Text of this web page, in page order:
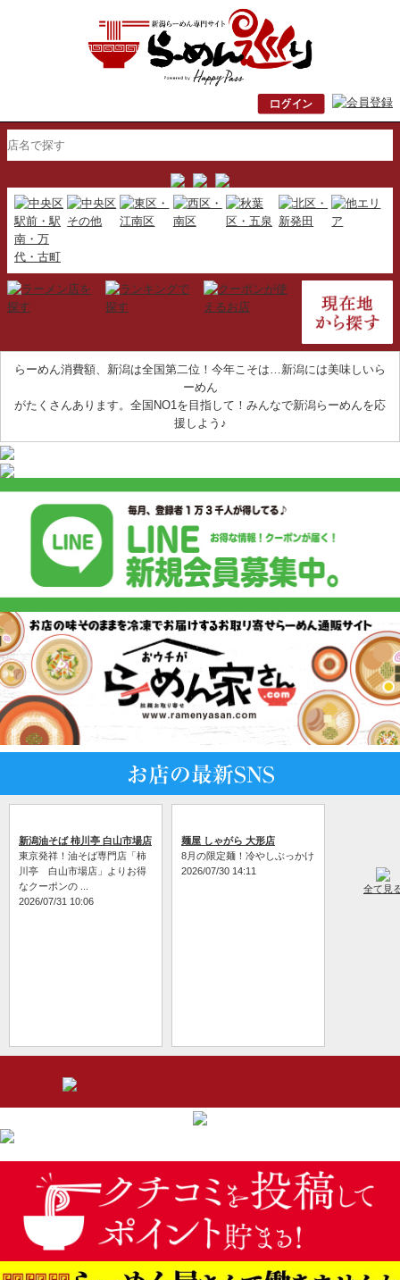
らーめん消費額、新潟は全国第二位！今年こそは…新潟には美味しいら
ーめん
がたくさんあります。全国NO1を目指して！みんなで新潟らーめんを応
援しよう♪
新潟油そば 柿川亭 白山市場店
東京発祥！油そば専門店「柿
川亭 白山市場店」よりお得
なクーポンの ...
2026/07/31 10:06
麺屋 しゃがら 大形店
8月の限定麺！冷やしぶっかけ
2026/07/30 14:11
全て見